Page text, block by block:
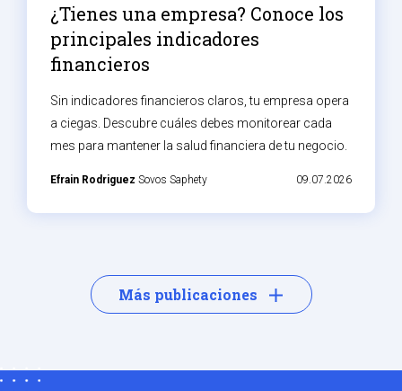
¿Tienes una empresa? Conoce los
principales indicadores
financieros
Sin indicadores financieros claros, tu empresa opera
a ciegas. Descubre cuáles debes monitorear cada
mes para mantener la salud financiera de tu negocio.
Efrain Rodriguez Sovos Saphety 09.07.2026
Más publicaciones